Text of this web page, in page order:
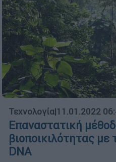
Τεχνολογία|11.01.2022
Επαναστατική
βιοποικιλότητας με
DNA